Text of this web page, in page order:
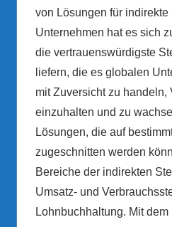
von Lösungen für indirekte
Unternehmen hat es sich
die vertrauenswürdigste
liefern, die es globalen
mit Zuversicht zu handeln,
einzuhalten und zu
Lösungen, die auf
zugeschnitten werden
Bereiche der indirekten
Umsatz- und
Lohnbuchhaltung. Mit dem